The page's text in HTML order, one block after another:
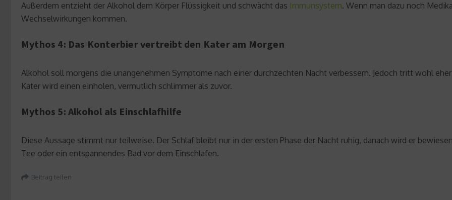
Außerdem entzieht der Alkohol dem Körper Flüssigkeit und schwächt das Immunsystem. Wenn man dazu noch
Wechselwirkungen kommen.
Mythos 4: Das Konterbier vertreibt den Kater am Morgen
Alkohol soll morgens die unangenehmen Symptome nach einer durchzechten Nacht verbessern. Jedoch tritt wohl
Kater wird einen einholen, vermutlich schlimmer als zuvor.
Mythos 5: Alkohol als Einschlafhilfe
Diese Aussage stimmt nur teilweise. Der Schlaf bleibt nur in der ersten Phase der Nacht ruhig, danach wird er
Tee oder ein entspannendes Bad vor dem Einschlafen.
Beitrag teilen